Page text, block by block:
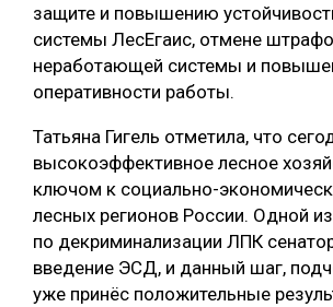
СОРТИРОВКА ДРЕВЕСИНЫ
СУШКА ДРЕВЕСИНЫ
защите и повышению
системы ЛесЕгаис, отмене
неработающей системы и
оперативности работы.
Татьяна Гигель отметила, что
высокоэффективное лесное
ключом к социально-
лесных регионов России. Одной
по декриминализации ЛПК
введение ЭСД, и данный шаг,
уже принёс положительные